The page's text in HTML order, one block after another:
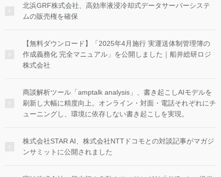
北浜GRF株式会社、高効率液浸冷却式データサーバーシステ
ムの販売権を確保
【無料ダウンロード】「2025年4月施行 実運送体制管理簿の
作成義務化 完全マニュアル」を公開しました｜船井総研ロジ
株式会社
商談解析ツール「amptalk analysis」、書き起こしAIモデルを
刷新し大幅に精度向上。オンライン・対面・電話それぞれにチ
ューニングし、環境に依存しない書き起こしを実現。
株式会社STAR AI、株式会社NTTドコモとの対談記事がマガジ
ンサミットに公開されました